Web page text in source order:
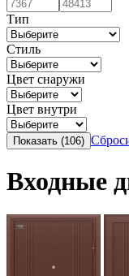
Тип
Стиль
Цвет снаружи
Цвет внутри
Входные